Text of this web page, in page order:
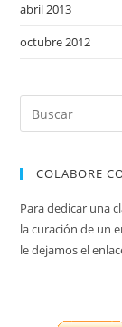
abril 2013
octubre 2012
COLABORE
Para dedicar una
la curación de un
le dejamos el